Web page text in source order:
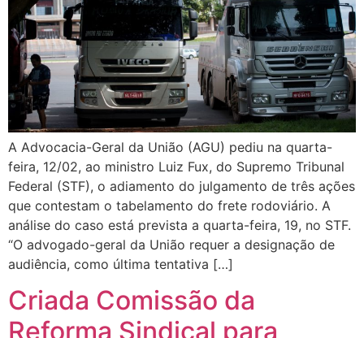
A Advocacia-Geral da União (AGU) pediu na quarta-
feira, 12/02, ao ministro Luiz Fux, do Supremo Tribunal
Federal (STF), o adiamento do julgamento de três ações
que contestam o tabelamento do frete rodoviário. A
análise do caso está prevista a quarta-feira, 19, no STF.
“O advogado-geral da União requer a designação de
audiência, como última tentativa […]
Criada Comissão da
Reforma Sindical para